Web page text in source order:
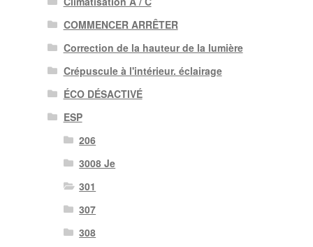
COMMENCER ARRÊTER
Correction de la hauteur de la lumière
Crépuscule à l'intérieur. éclairage
ÉCO DÉSACTIVÉ
ESP
206
3008 Je
301
307
308